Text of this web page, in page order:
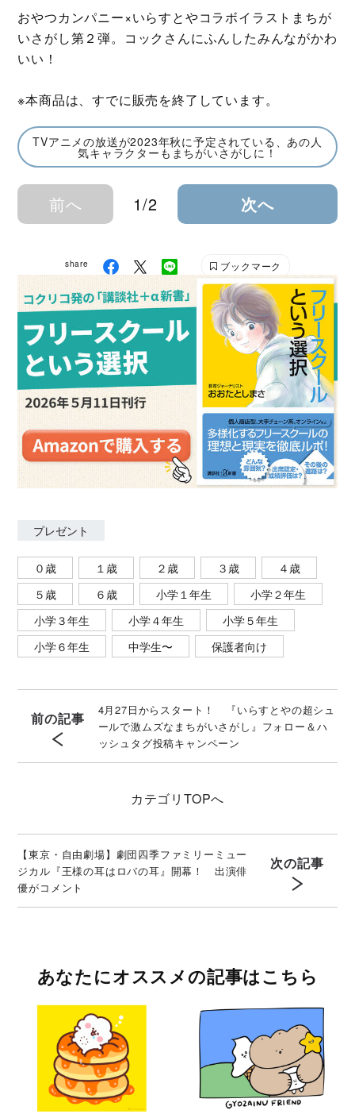
おやつカンパニー×いらすとやコラボイラストまちが
いさがし第２弾。コックさんにふんしたみんながかわ
いい！
※本商品は、すでに販売を終了しています。
TVアニメの放送が2023年秋に予定されている、あの人
気キャラクターもまちがいさがしに！
前へ 1/2 次へ
share ブックマーク
プレゼント
０歳 １歳 ２歳 ３歳
４歳
５歳
６歳 小学１年生
小学２年生
小学３年生
小学４年生
小学５年生
小学６年生
中学生〜 保護者向け
前の記事
4月27日からスタート！ 『いらすとやの超シュ
ールで激ムズなまちがいさがし』フォロー＆ハ
ッシュタグ投稿キャンペーン
カテゴリ TOPへ
【東京・自由劇場】劇団四季ファミリーミュー
ジカル『王様の耳はロバの耳』開幕！ 出演俳
優がコメント
次の記事
あなたにオススメの記事はこちら